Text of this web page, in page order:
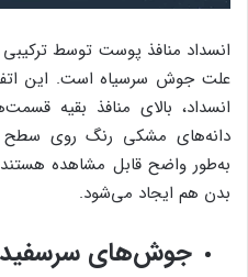
انسداد منافذ پوست توسط
علت جوش سرسیاه است. این
انسداد، بالای منافذ بقیه
دانه‌های مشکی رنگ روی
به‌طور واضح قابل مشاهده
بدن هم ایجاد می‌شود.
جوش‌های سرسفید